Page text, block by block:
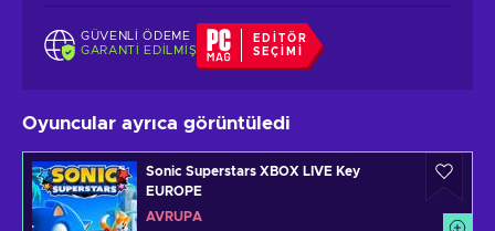
GÜVENLI ÖDEME
GARANTI EDILMIŞ
EDITÖR
SEÇIMI
Oyuncular ayrıca görüntüledi
Sonic Superstars XBOX LIVE Key
EUROPE
AVRUPA